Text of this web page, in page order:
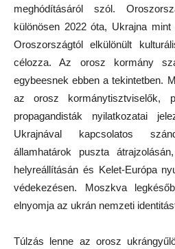
meghódításáról szól.
különösen 2022 óta, Ukrajna
Oroszországtól elkülönült
célozza. Az orosz kormány
egybeesnek ebben a tekintetben.
az orosz kormánytisztviselők,
propagandisták nyilatkozatai
Ukrajnával kapcsolatos
államhatárok puszta
helyreállításán és Kelet-Európa
védekezésen. Moszkva
elnyomja az ukrán nemzeti
Túlzás lenne az orosz